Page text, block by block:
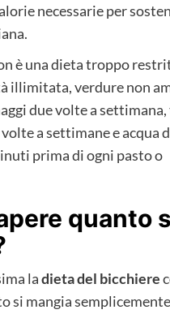
necessarie per
è una dieta troppo
illimitata, verdure non
due volte a
a settimane e acqua
prima di ogni pasto o
quanto
ladieta del bicchiere
si mangia semplicemente